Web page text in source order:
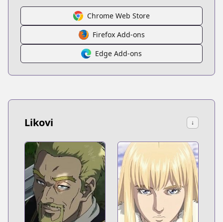
Chrome Web Store
Firefox Add-ons
Edge Add-ons
Likovi ↓